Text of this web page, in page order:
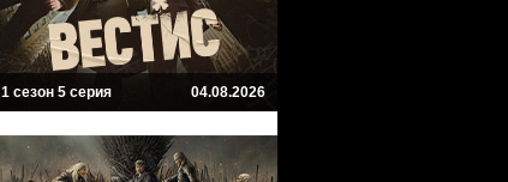
1 сезон 5 серия 04.08.2026